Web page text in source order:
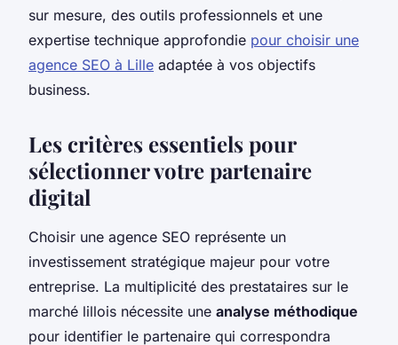
sur mesure, des outils professionnels et une
expertise technique approfondie pour choisir une
agence SEO à Lille adaptée à vos objectifs
business.
Les critères essentiels pour
sélectionner votre partenaire
digital
Choisir une agence SEO représente un
investissement stratégique majeur pour votre
entreprise. La multiplicité des prestataires sur le
marché lillois nécessite une analyse méthodique
pour identifier le partenaire qui correspondra